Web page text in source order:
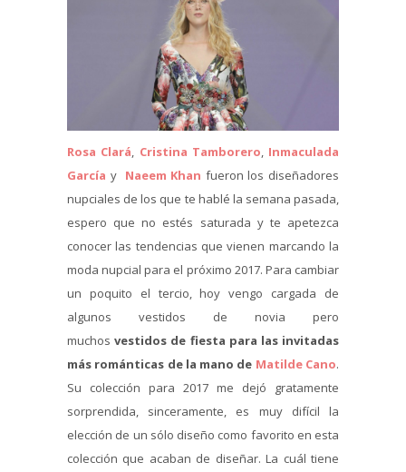
Rosa Clará Cristina Tamborero Inmaculada
García y Naeem Khan fueron los diseñadores
nupciales de los que te hablé la semana pasada,
espero que no estés saturada y te apetezca
conocer las tendencias que vienen marcando la
moda nupcial para el próximo 2017. Para cambiar
un poquito el tercio, hoy vengo cargada de
algunos vestidos de novia pero
muchos vestidos de fiesta para las invitadas
más románticas de la mano de Matilde Cano.
Su colección para 2017 me dejó gratamente
sorprendida, sinceramente, es muy difícil la
elección de un sólo diseño como favorito en esta
colección que acaban de diseñar. La cuál tiene